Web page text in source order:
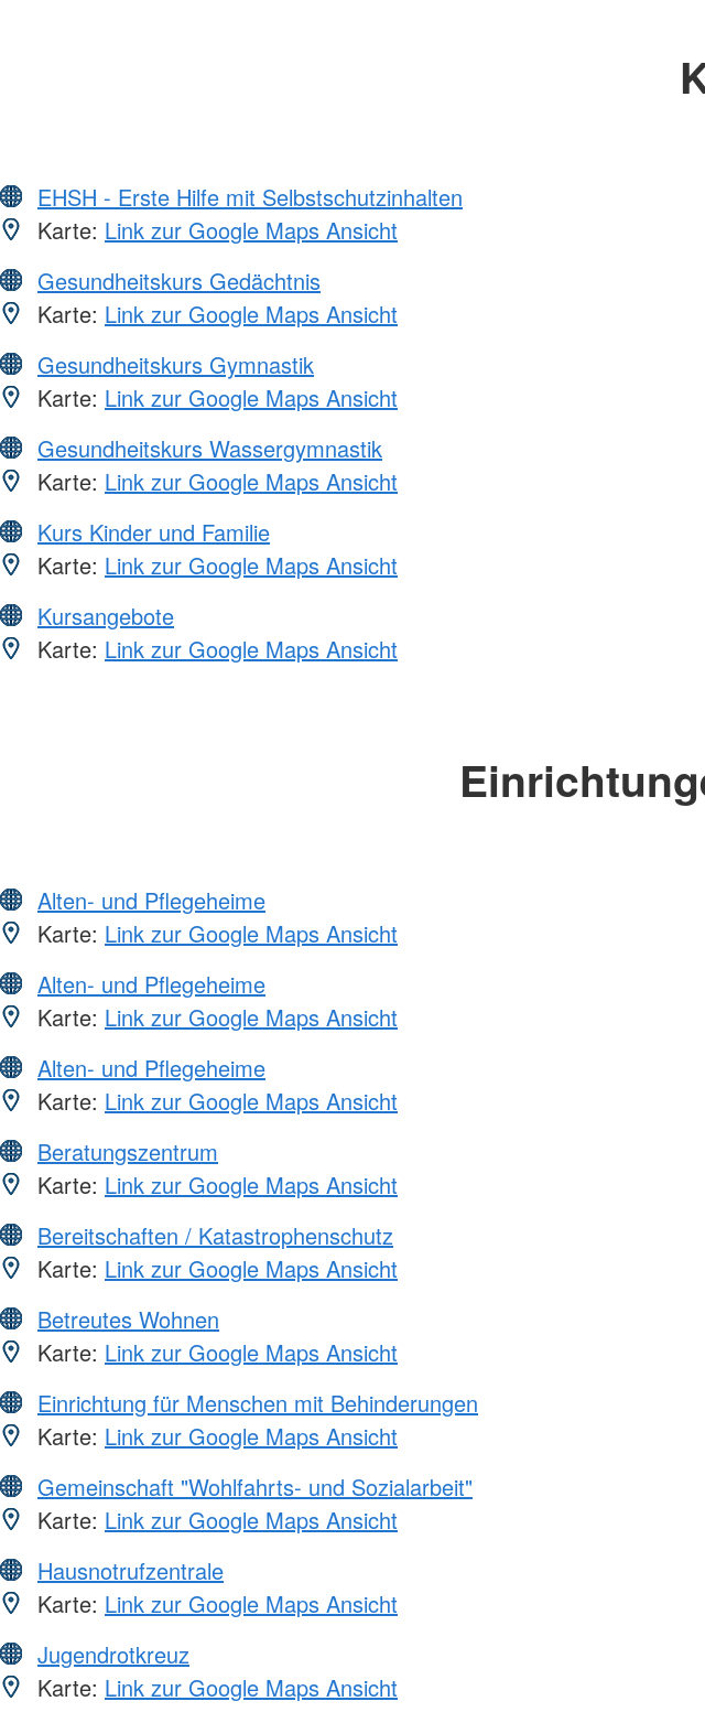
EHSH - Erste Hilfe mit Selbstschutzinhalten
Karte: Link zur Google Maps Ansicht
Gesundheitskurs Gedächtnis
Karte: Link zur Google Maps Ansicht
Gesundheitskurs Gymnastik
Karte: Link zur Google Maps Ansicht
Gesundheitskurs Wassergymnastik
Karte: Link zur Google Maps Ansicht
Kurs Kinder und Familie
Karte: Link zur Google Maps Ansicht
Kursangebote
Karte: Link zur Google Maps Ansicht
Alten- und Pflegeheime
Karte: Link zur Google Maps Ansicht
Alten- und Pflegeheime
Karte: Link zur Google Maps Ansicht
Alten- und Pflegeheime
Karte: Link zur Google Maps Ansicht
Beratungszentrum
Karte: Link zur Google Maps Ansicht
Bereitschaften / Katastrophenschutz
Karte: Link zur Google Maps Ansicht
Betreutes Wohnen
Karte: Link zur Google Maps Ansicht
Einrichtung für Menschen mit Behinderungen
Karte: Link zur Google Maps Ansicht
Gemeinschaft "Wohlfahrts- und Sozialarbeit"
Karte: Link zur Google Maps Ansicht
Hausnotrufzentrale
Karte: Link zur Google Maps Ansicht
Jugendrotkreuz
Karte: Link zur Google Maps Ansicht